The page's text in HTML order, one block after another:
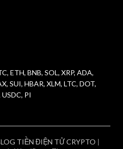
ETH, BNB, SOL, XRP, ADA,
SUI, HBAR, XLM, LTC, DOT,
PI
TIỀN ĐIỆN TỬ CRYPTO |